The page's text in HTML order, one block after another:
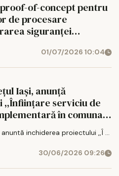
of-concept pentru
de procesare
siguranței
01/07/2026 10:04
Iași, anunță
serviciu de
în comuna
inchiderea proiectului ,,Î ...
30/06/2026 09:26